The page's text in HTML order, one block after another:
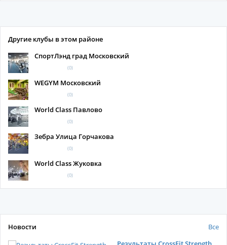
Другие клубы в этом районе
СпортЛэнд град Московский
(0)
WEGYM Московский
(0)
World Class Павлово
(0)
Зебра Улица Горчакова
(0)
World Class Жуковка
(0)
Новости
Все